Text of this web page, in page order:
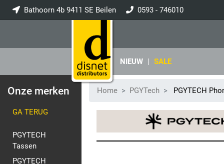
Bathoorn 4b 9411 SE Beilen 0593 - 746010
NIEUW | SALE
Onze merken
GA TERUG
PGYTECH
Tassen
PGYTECH
Home PGYTech PGYTECH